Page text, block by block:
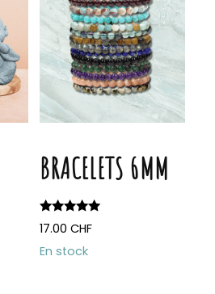
BRACELETS 6MM
Note
5.00
sur 5
17.00CHF
En stock